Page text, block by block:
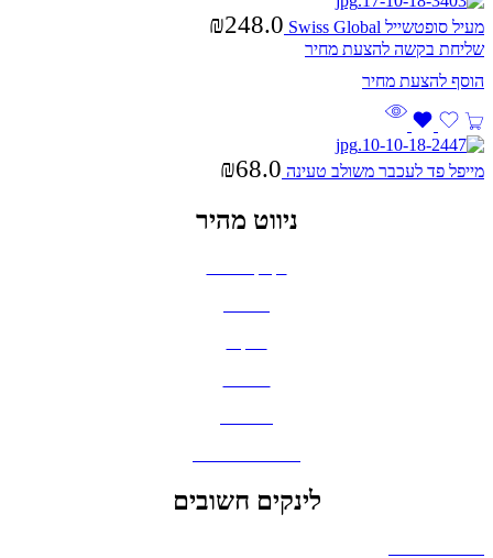
מעיל סופטשייל Swiss Global ₪248.0
שליחת בקשה להצעת מחיר
מייפל פד לעכבר משולב טעינה ₪68.0
ניווט מהיר
לינקים חשובים